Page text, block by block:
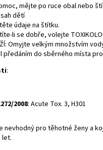
mějte po ruce obal nebo
dětí
údaje na štítku.
li se dobře, volejte
Omyjte velkým množstvím
předáním do sběrného místa
:
2008: Acute Tox. 3, H301
nevhodný pro těhotné ženy a
let.